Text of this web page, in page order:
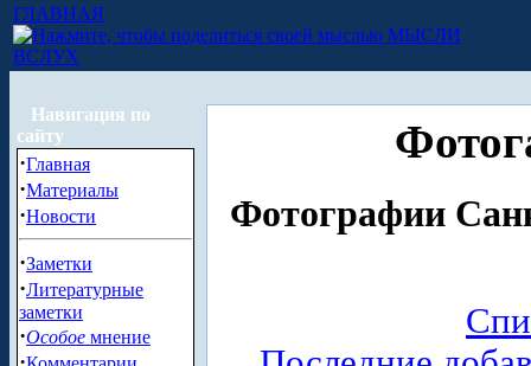
ГЛАВНАЯ
МЫСЛИ
ВСЛУХ
Навигация по
сайту
·Главная
·Материалы
·Новости
·Заметки
·Литературные
заметки
·Особое мнение
Фотографии